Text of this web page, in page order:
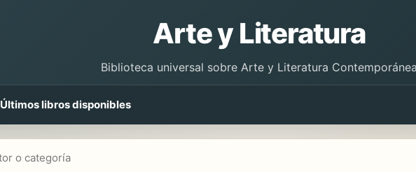
Arte y Literatura
Biblioteca universal sobre Arte y Literatura
Últimos libros disponibles